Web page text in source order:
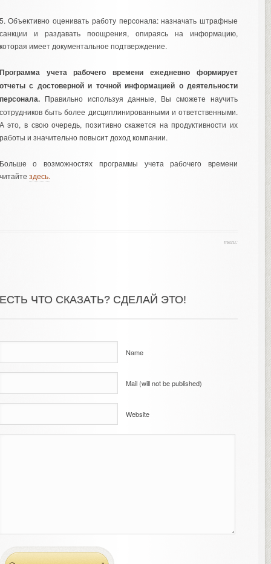
Объективно оценивать работу персонала: назначать штрафные
и раздавать поощрения, опираясь на информацию,
имеет документальное подтверждение.
учета рабочего времени ежедневно формирует
с достоверной и точной информацией о деятельности
Правильно используя данные, Вы сможете научить
быть более дисциплинированными и ответственными.
это, в свою очередь, позитивно скажется на продуктивности их
и значительно повысит доход компании.
о возможностях программы учета рабочего времени
здесь.
теги:
ЧТО СКАЗАТЬ? СДЕЛАЙ ЭТО!
Name
Mail (will not be published)
Website